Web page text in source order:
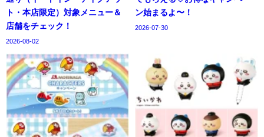
ト・本店限定）対象メニュー＆
店舗をチェック！
2026-08-02
ン始まるよ〜！
2026-07-30